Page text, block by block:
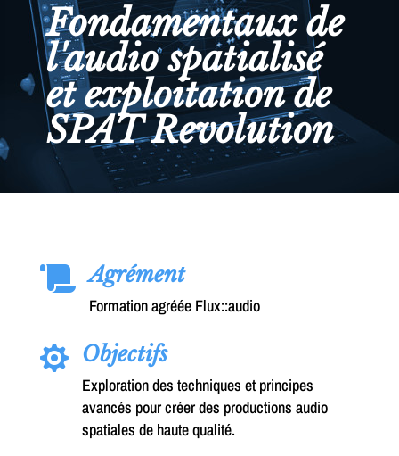
Fondamentaux de
l'audio spatialisé
et exploitation de
SPAT Revolution
 Agrément
Formation agréée Flux::audio
 Objectifs
Exploration des techniques et principes
avancés pour créer des productions audio
spatiales de haute qualité.